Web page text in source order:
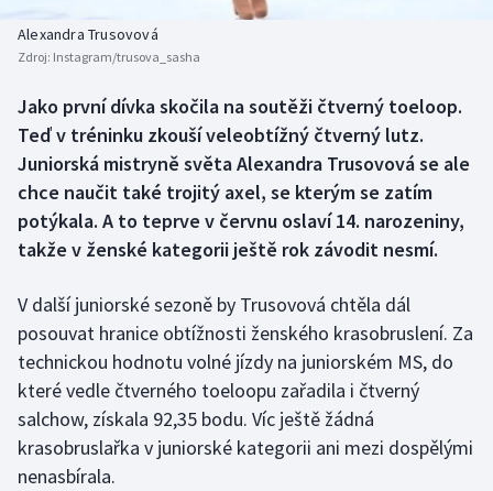
Boby a skeleton
Box
Curling
Dostihy
Florbal
Futsal
Golf
Gymnastika
Házená
AZ kvíz
Alexandra Trusovová
Zdroj: Instagram/trusova_sasha
Jako první dívka skočila na soutěži čtverný toeloop.
Teď v tréninku zkouší veleobtížný čtverný lutz.
Juniorská mistryně světa Alexandra Trusovová se ale
chce naučit také trojitý axel, se kterým se zatím
potýkala. A to teprve v červnu oslaví 14. narozeniny,
takže v ženské kategorii ještě rok závodit nesmí.
V další juniorské sezoně by Trusovová chtěla dál
posouvat hranice obtížnosti ženského krasobruslení. Za
technickou hodnotu volné jízdy na juniorském MS, do
které vedle čtverného toeloopu zařadila i čtverný
salchow, získala 92,35 bodu. Víc ještě žádná
krasobruslařka v juniorské kategorii ani mezi dospělými
nenasbírala.